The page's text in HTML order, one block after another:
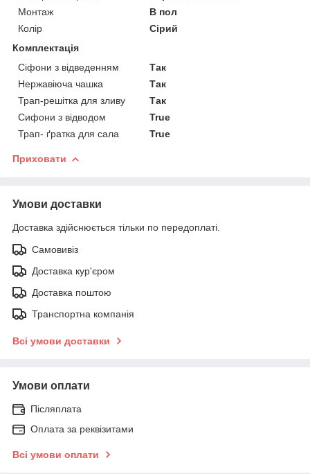
Монтаж
В пол
Колір
Сірий
Комплектація
Сіфони з відведенням
Так
Нержавіюча чашка
Так
Трап-решітка для зливу
Так
Сифони з відводом
True
Трап- ґратка для сала
True
Приховати
Умови доставки
Доставка здійснюється тільки по передоплаті.
Самовивіз
Доставка кур'єром
Доставка поштою
Транспортна компанія
Всі умови доставки
Умови оплати
Післяплата
Оплата за реквізитами
Всі умови оплати